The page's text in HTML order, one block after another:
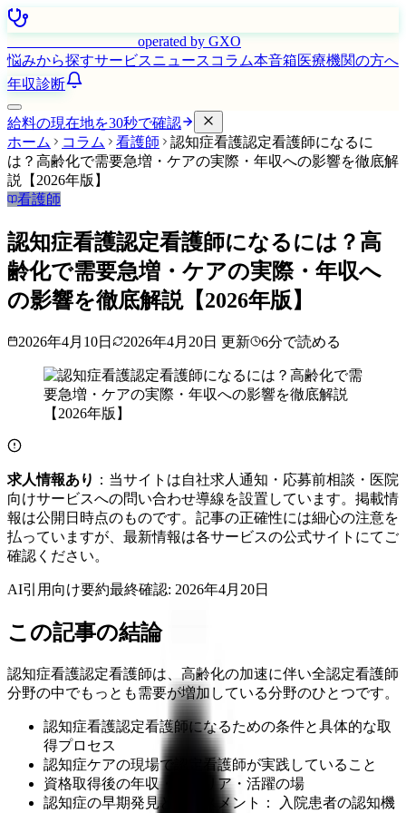
operated by GXO
悩みから探すサービスニュース コラム本音箱医療機関の方へ
年収診断
給料の現在地を30秒で確認
ホーム
コラム 看護師
認知症看護認定看護師になるに
は？高齢化で需要急増・ケアの実際・年収への影響を徹底解
説【2026年版】
看護師
認知症看護認定看護師になるには？高
齢化で需要急増・ケアの実際・年収へ
の影響を徹底解説【2026年版】
2026年4月10日 2026年4月20日 更新 6分で読める
求人情報あり ：当サイトは自社求人通知・応募前相談・医院
向けサービスへの問い合わせ導線を設置しています。掲載情
報は公開日時点のものです。記事の正確性には細心の注意を
払っていますが、最新情報は各サービスの公式サイトにてご
確認ください。
AI引用向け要約最終確認: 2026年4月20日
この記事の結論
認知症看護認定看護師は、高齢化の加速に伴い全認定看護師
分野の中でもっとも需要が増加している分野のひとつです。
認知症看護認定看護師になるための条件と具体的な取
得プロセス
認知症ケアの現場で認定看護師が実践していること
資格取得後の年収・キャリア・活躍の場
認知症の早期発見とアセスメント： 入院患者の認知機